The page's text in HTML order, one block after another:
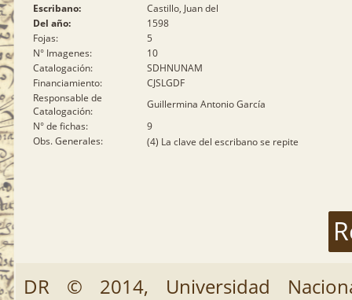
Escribano:
Castillo, Juan del
Del año:
1598
Fojas:
5
N° Imagenes:
10
Catalogación:
SDHNUNAM
Financiamiento:
CJSLGDF
Responsable de
Catalogación:
Guillermina Antonio García
N° de fichas:
9
Obs. Generales:
(4) La clave del escribano se repite
DR © 2014, Universidad